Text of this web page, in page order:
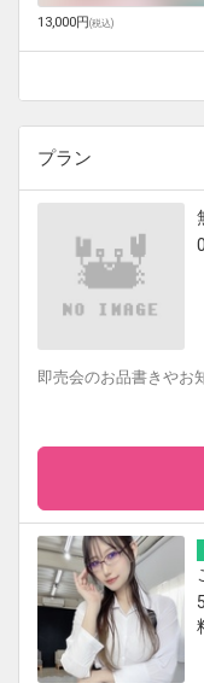
13,000円(税込)
プラン
即売会のお品書きやお